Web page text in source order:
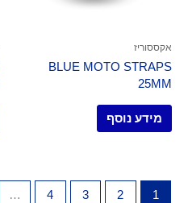
אקססוריז
BLUE MOTO STRAPS
25MM
מידע נוסף
1
2
3
4
…